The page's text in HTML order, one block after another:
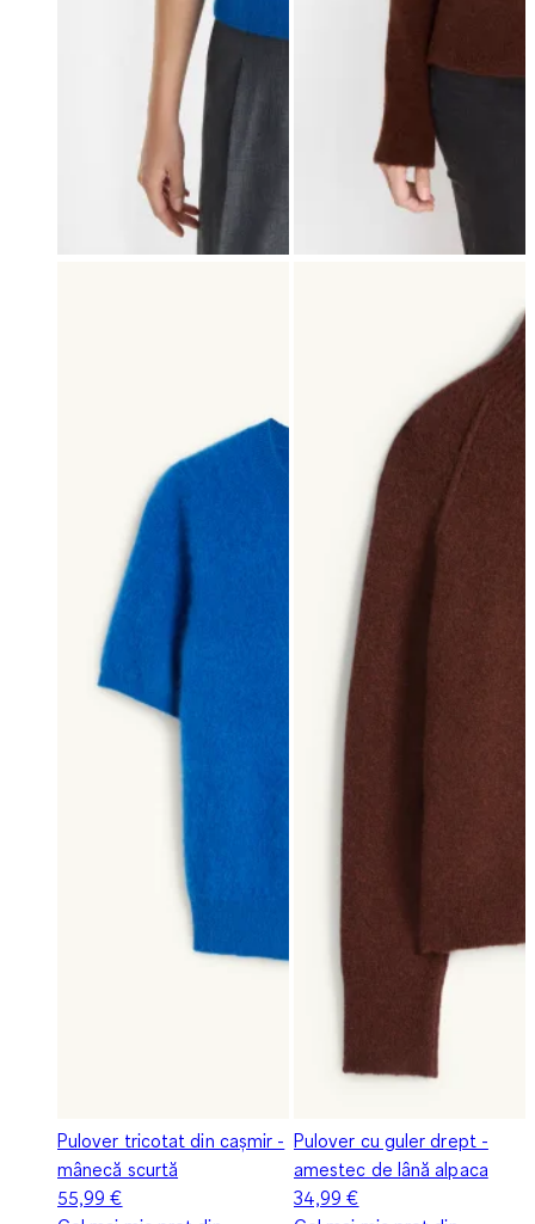
Pulover tricotat din cașmir -
mânecă scurtă
55,99 €
Pulover cu guler drept -
amestec de lână alpaca
34,99 €